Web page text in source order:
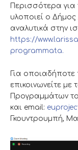
Περισσότερα
υλοποιεί ο
αναλυτικά στην
https://
programmata.
Για
επικοινωνείτε
Προγραμμάτων
και email:
Γκουντρουμπή,